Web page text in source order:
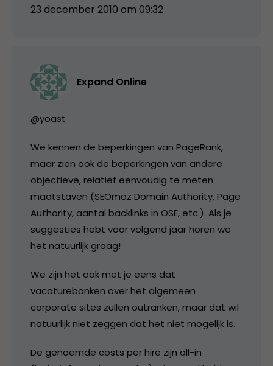
23 december 2010 om 09:32
Expand Online
@yoast
We kennen de beperkingen van PageRank,
maar zien ook de beperkingen van andere
objectieve, relatief eenvoudig te meten
maatstaven (SEOmoz Domain Authority, Page
Authority, aantal backlinks in OSE, etc.). Als je
suggesties hebt voor volgend jaar horen we
het natuurlijk graag!
We zijn het ook met je eens dat
vacaturebanken over het algemeen
corporate sites zullen outranken, maar dat wil
natuurlijk niet zeggen dat het niet mogelijk is.
De genoemde costs per hire zijn all-in